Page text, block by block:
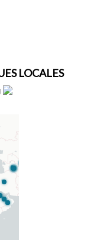
LOCALES